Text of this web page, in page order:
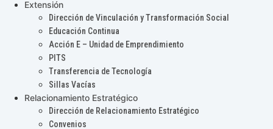
Extensión
Dirección de Vinculación y Transformación Social
Educación Continua
Acción E – Unidad de Emprendimiento
PITS
Transferencia de Tecnología
Sillas Vacías
Relacionamiento Estratégico
Dirección de Relacionamiento Estratégico
Convenios